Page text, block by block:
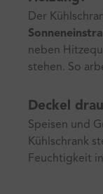
Der
neben
stehen. So
Deckel
Speisen und
Kühlschrank
Feuchtigkeit